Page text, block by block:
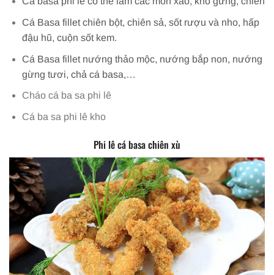
Cá Basa fillet chiên bột, chiên sả, sốt rượu và nho, hấp
đậu hũ, cuộn sốt kem.
Cá Basa fillet nướng thảo mộc, nướng bắp non, nướng
gừng tươi, chả cá basa,…
Cháo cá ba sa phi lê
Cá ba sa phi lê kho
Phi lê cá basa chiên xù